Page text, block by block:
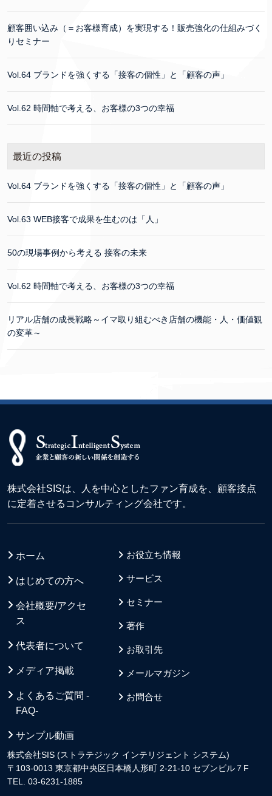
顧客囲い込み（＝お客様育成）を実現する！販売強化の仕組みづく
りセミナー
Vol.64 ブランドを強くする「接客の個性」と「顧客の声」
Vol.62 時間軸で考える、お客様の3つの幸福
最近の投稿
Vol.64 ブランドを強くする「接客の個性」と「顧客の声」
Vol.63 WEB接客で成果を生むのは「人」
50の現場事例から考える 接客の未来
Vol.62 時間軸で考える、お客様の3つの幸福
リアル店舗の成長戦略～イマ取り組むべき店舗の機能・人・価値観
の変革～
株式会社SISは、人を中心としたファン育成を、顧客接点
に定着させるコンサルティング会社です。
ホーム
はじめての方へ
会社概要/アクセ
ス
代表者について
メディア掲載
よくあるご質問 -
FAQ-
サンプル動画
お役立ち情報
サービス
セミナー
著作
お取引先
メールマガジン
お問合せ
株式会社SIS (ストラテジック インテリジェント システム)
〒103-0013 東京都中央区日本橋人形町 2-21-10 セブンビル７F
TEL. 03-6231-1885